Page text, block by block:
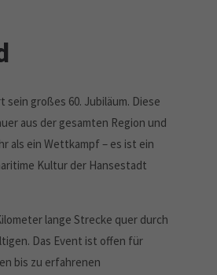
sein großes 60. Jubiläum. Diese
aus der gesamten Region und
als ein Wettkampf – es ist ein
Kultur der Hansestadt
lange Strecke quer durch
Das Event ist offen für
bis zu erfahrenen